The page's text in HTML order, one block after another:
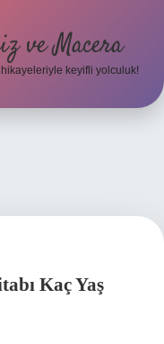
ve Macera
hikayeleriyle keyifli yolculuk!
Kaç Yaş